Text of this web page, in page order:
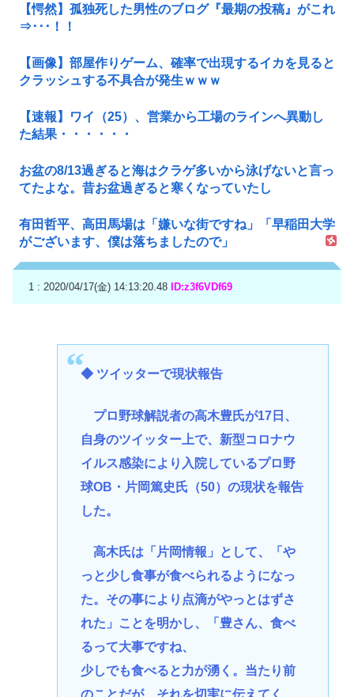
【愕然】孤独死した男性のブログ『最期の投稿』がこれ
⇒･･･！！
【画像】部屋作りゲーム、確率で出現するイカを見ると
クラッシュする不具合が発生ｗｗｗ
【速報】ワイ（25）、営業から工場のラインへ異動し
た結果・・・・・・
お盆の8/13過ぎると海はクラゲ多いから泳げないと言っ
てたよな。昔お盆過ぎると寒くなっていたし
有田哲平、高田馬場は「嫌いな街ですね」「早稲田大学
がございます、僕は落ちましたので」
1 : 2020/04/17(金) 14:13:20.48 ID:z3f6VDf69
◆ ツイッターで現状報告
プロ野球解説者の高木豊氏が17日、
自身のツイッター上で、新型コロナウ
イルス感染により入院しているプロ野
球OB・片岡篤史氏（50）の現状を報告
した。
高木氏は「片岡情報」として、「や
っと少し食事が食べられるようになっ
た。その事により点滴がやっとはずさ
れた」ことを明かし、「豊さん、食べ
るって大事ですね、
少しでも食べると力が湧く。当たり前